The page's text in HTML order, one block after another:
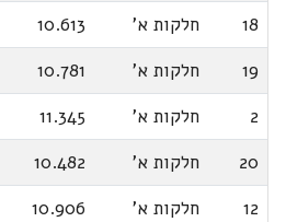
18
חלקות א' 10.613
19
חלקות א' 10.781
2
חלקות א' 11.345
20
חלקות א' 10.482
12
חלקות א' 10.906